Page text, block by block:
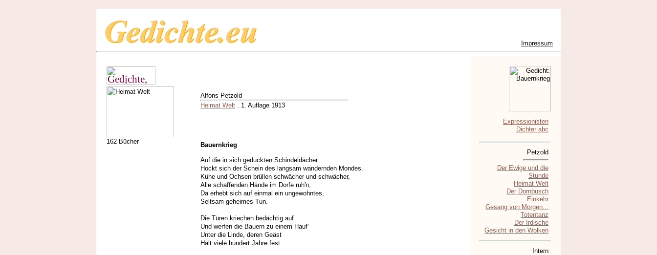
Impressum
162 Bücher
Alfons Petzold
Heimat Welt . 1. Auflage 1913
Bauernkrieg
Auf die in sich geduckten Schindeldächer
Hockt sich der Schein des langsam wandernden Mondes.
Kühe und Ochsen brüllen schwächer und schwächer,
Alle schaffenden Hände im Dorfe ruh'n,
Da erhebt sich auf einmal ein ungewohntes,
Seltsam geheimes Tun.
Die Türen kriechen bedächtig auf
Und werfen die Bauern zu einem Hauf'
Unter die Linde, deren Geäst
Hält viele hundert Jahre fest.
Expressionisten
Dichter abc
Petzold
Der Ewige und die
Stunde
Heimat Welt
Der Dornbusch
Einkehr
Gesang von Morgen...
Totentanz
Der Irdische
Gesicht in den Wolken
Intern